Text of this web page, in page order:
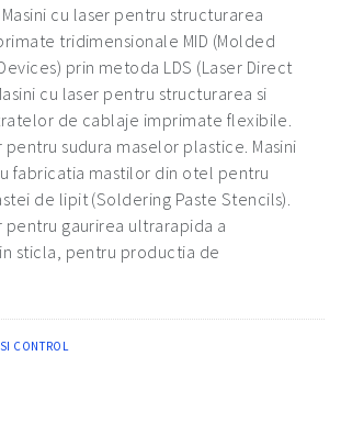
cu laser pentru structurarea
tridimensionale MID (Molded
prin metoda LDS (Laser Direct
cu laser pentru structurarea si
de cablaje imprimate flexibile.
pentru sudura maselor plastice. Masini
fabricatia mastilor din otel pentru
de lipit (Soldering Paste Stencils).
pentru gaurirea ultrarapida a
sticla, pentru productia de
CONTROL